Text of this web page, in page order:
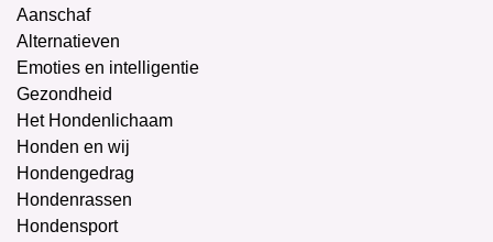
Aanschaf
Alternatieven
Emoties en intelligentie
Gezondheid
Het Hondenlichaam
Honden en wij
Hondengedrag
Hondenrassen
Hondensport